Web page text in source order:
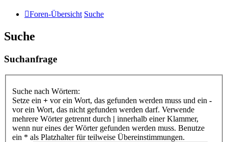
Foren-Übersicht Suche
Suche
Suchanfrage
Suche nach Wörtern:
Setze ein + vor ein Wort, das gefunden werden muss und ein -
vor ein Wort, das nicht gefunden werden darf. Verwende
mehrere Wörter getrennt durch | innerhalb einer Klammer,
wenn nur eines der Wörter gefunden werden muss. Benutze
ein * als Platzhalter für teilweise Übereinstimmungen.